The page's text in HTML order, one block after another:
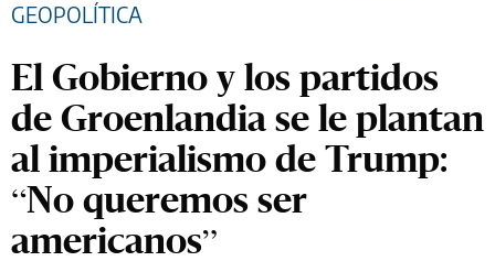
GEOPOLÍTICA
El Gobierno y los partidos
de Groenlandia se le plantan
al imperialismo de Trump:
“No queremos ser
americanos”